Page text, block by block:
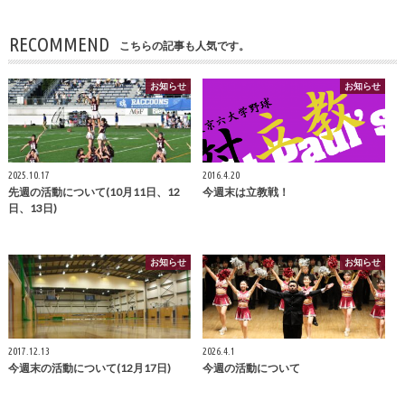
RECOMMEND こちらの記事も人気です。
お知らせ
2025.10.17
先週の活動について(10月11日、12
日、13日)
お知らせ
2016.4.20
今週末は立教戦！
お知らせ
2017.12.13
今週末の活動について(12月17日)
お知らせ
2026.4.1
今週の活動について